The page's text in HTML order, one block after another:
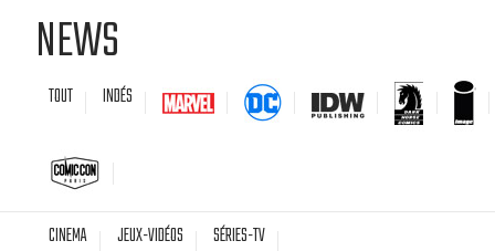
NEWS
TOUT INDÉS
CINEMA JEUX-VIDÉOS SÉRIES-TV